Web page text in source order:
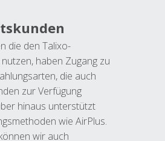
die den Talixo-
haben Zugang zu
die auch
zur Verfügung
hinaus unterstützt
wie AirPlus.
wir auch